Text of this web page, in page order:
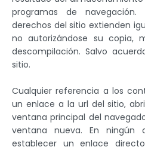
programas de
derechos del sitio extienden
no autorizándose su copia,
descompilación. Salvo
sitio.
Cualquier referencia a los
un enlace a la url del sitio,
ventana principal del
ventana nueva. En ningún
establecer un enlace